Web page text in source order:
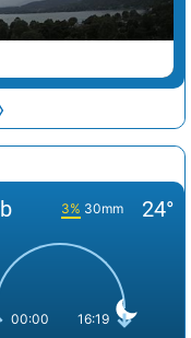
3% 30mm 24°
00:00 16:19